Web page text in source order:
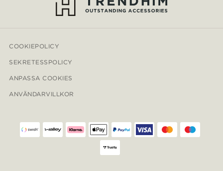
COOKIEPOLICY
SEKRETESSPOLICY
ANPASSA COOKIES
ANVÄNDARVILLKOR